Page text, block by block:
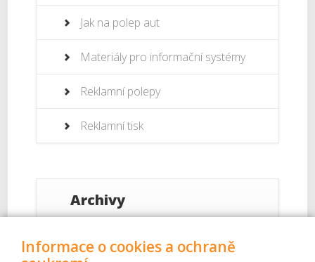
Jak na polep aut
Materiály pro informační systémy
Reklamní polepy
Reklamní tisk
Archivy
Září 2017
Informace o cookies a ochraně